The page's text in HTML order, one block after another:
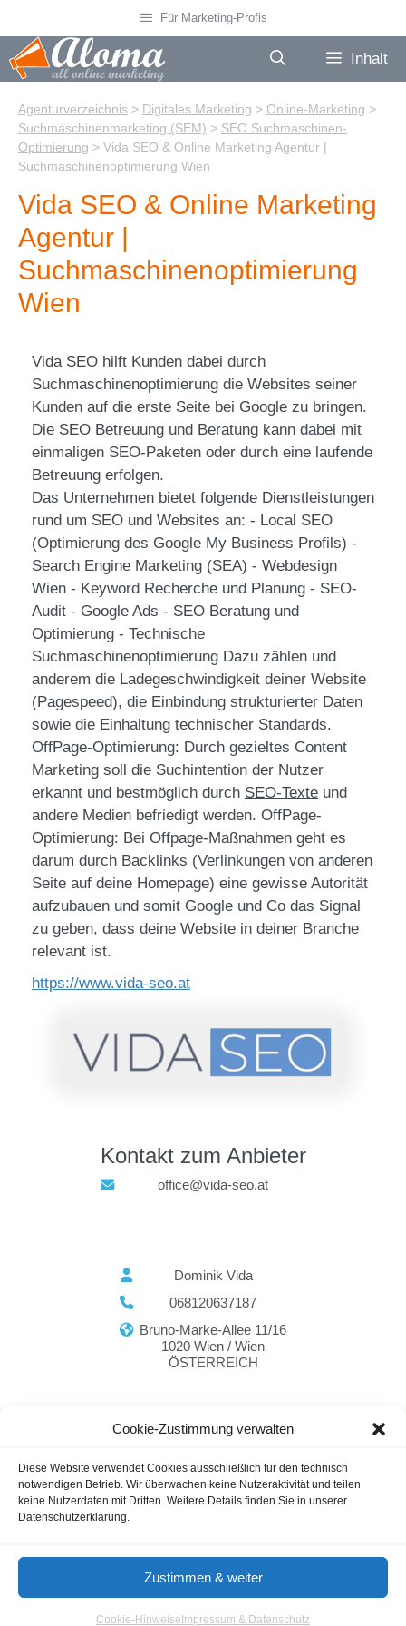
Cookie-Zustimmung verwalten
Diese Website verwendet Cookies ausschließlich für den technisch
notwendigen Betrieb. Wir überwachen keine Nutzeraktivität und teilen
keine Nutzerdaten mit Dritten. Weitere Details finden Sie in unserer
Datenschutzerklärung.
Zustimmen & weiter
Cookie-Hinweise Impressum & Datenschutz
Inhalt
springen
Für Marketing-Profis
Inhalt
Agenturverzeichnis > Digitales Marketing > Online-Marketing >
Suchmaschinenmarketing (SEM) > SEO Suchmaschinen-
Optimierung > Vida SEO & Online Marketing Agentur |
Suchmaschinenoptimierung Wien
Vida SEO & Online Marketing
Agentur |
Suchmaschinenoptimierung
Wien
Vida SEO hilft Kunden dabei durch
Suchmaschinenoptimierung die Websites seiner
Kunden auf die erste Seite bei Google zu bringen.
Die SEO Betreuung und Beratung kann dabei mit
einmaligen SEO-Paketen oder durch eine laufende
Betreuung erfolgen.
Das Unternehmen bietet folgende Dienstleistungen
rund um SEO und Websites an: - Local SEO
(Optimierung des Google My Business Profils) -
Search Engine Marketing (SEA) - Webdesign
Wien - Keyword Recherche und Planung - SEO-
Audit - Google Ads - SEO Beratung und
Optimierung - Technische
Suchmaschinenoptimierung Dazu zählen und
anderem die Ladegeschwindigkeit deiner Website
(Pagespeed), die Einbindung strukturierter Daten
sowie die Einhaltung technischer Standards.
OffPage-Optimierung: Durch gezieltes Content
Marketing soll die Suchintention der Nutzer
erkannt und bestmöglich durch SEO-Texte und
andere Medien befriedigt werden. OffPage-
Optimierung: Bei Offpage-Maßnahmen geht es
darum durch Backlinks (Verlinkungen von anderen
Seite auf deine Homepage) eine gewisse Autorität
aufzubauen und somit Google und Co das Signal
zu geben, dass deine Website in deiner Branche
relevant ist.
https://www.vida-seo.at
Kontakt zum Anbieter
office@vida-seo.at
Dominik Vida
068120637187
Bruno-Marke-Allee 11/16
1020 Wien / Wien
ÖSTERREICH
Österreich
Gastautoren / Gastartikel
Impressum & Datenschutz